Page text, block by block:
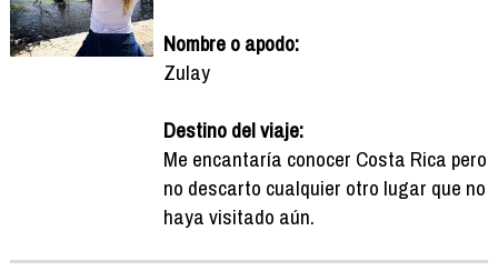
Nombre o apodo:
Zulay
Destino del viaje:
Me encantaría conocer Costa Rica pero
no descarto cualquier otro lugar que no
haya visitado aún.